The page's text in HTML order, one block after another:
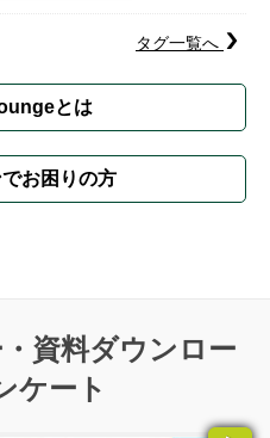
タグ一覧へ
とは
お困りの方
資料ダウンロー
ケート